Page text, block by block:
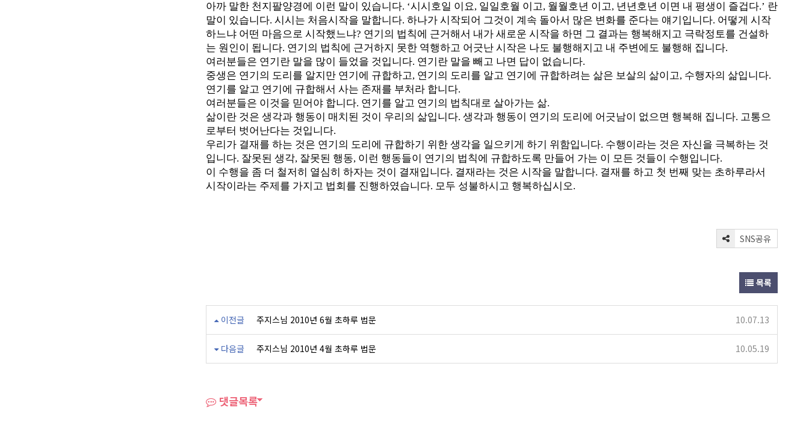
아까 말한 천지팔양경에 이런 말이 있습니다. ‘시시호일 이요, 일일호월 이고, 월월호년 이고, 년년호년 이면 내 평생이 즐겁다.’ 란
말이 있습니다. 시시는 처음시작을 말합니다. 하나가 시작되어 그것이 계속 돌아서 많은 변화를 준다는 얘기입니다. 어떻게 시작
하느냐 어떤 마음으로 시작했느냐? 연기의 법칙에 근거해서 내가 새로운 시작을 하면 그 결과는 행복해지고 극락정토를 건설하
는 원인이 됩니다. 연기의 법칙에 근거하지 못한 역행하고 어긋난 시작은 나도 불행해지고 내 주변에도 불행해 집니다.
여러분들은 연기란 말을 많이 들었을 것입니다. 연기란 말을 빼고 나면 답이 없습니다.
중생은 연기의 도리를 알지만 연기에 규합하고, 연기의 도리를 알고 연기에 규합하려는 삶은 보살의 삶이고, 수행자의 삶입니다.
연기를 알고 연기에 규합해서 사는 존재를 부처라 합니다.
여러분들은 이것을 믿어야 합니다. 연기를 알고 연기의 법칙대로 살아가는 삶.
삶이란 것은 생각과 행동이 매치된 것이 우리의 삶입니다. 생각과 행동이 연기의 도리에 어긋남이 없으면 행복해 집니다. 고통으
로부터 벗어난다는 것입니다.
우리가 결재를 하는 것은 연기의 도리에 규합하기 위한 생각을 일으키게 하기 위함입니다. 수행이라는 것은 자신을 극복하는 것
입니다. 잘못된 생각, 잘못된 행동, 이런 행동들이 연기의 법칙에 규합하도록 만들어 가는 이 모든 것들이 수행입니다.
이 수행을 좀 더 철저히 열심히 하자는 것이 결재입니다. 결재라는 것은 시작을 말합니다. 결재를 하고 첫 번째 맞는 초하루라서
시작이라는 주제를 가지고 법회를 진행하였습니다. 모두 성불하시고 행복하십시오.
SNS공유
목록
이전글 주지스님 2010년 6월 초하루 법문 10.07.13
다음글 주지스님 2010년 4월 초하루 법문 10.05.19
댓글목록